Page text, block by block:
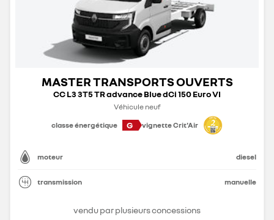
MASTER TRANSPORTS OUVERTS
CC L3 3T5 TR advance Blue dCi 150 Euro VI
Véhicule neuf
classe énergétique
G vignette Crit'Air
moteur diesel
transmission manuelle
vendu par plusieurs concessions